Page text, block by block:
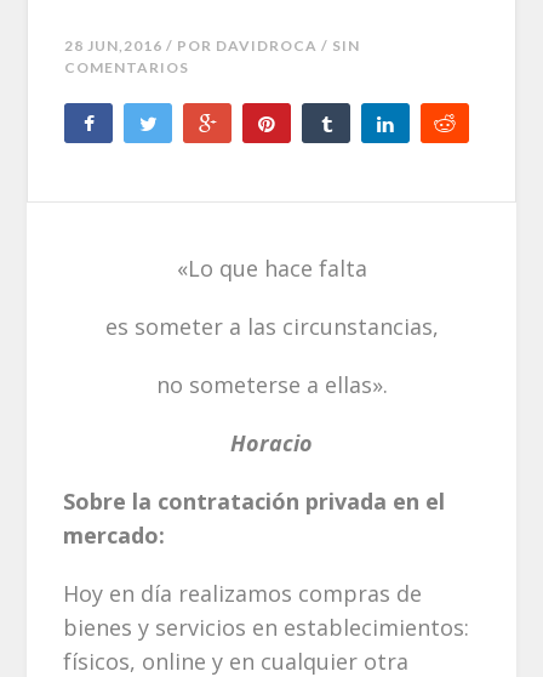
28 JUN,2016 / POR DAVIDROCA / SIN
COMENTARIOS
«Lo que hace falta
es someter a las circunstancias,
no someterse a ellas».
Horacio
Sobre la contratación privada en el
mercado:
Hoy en día realizamos compras de
bienes y servicios en establecimientos:
físicos, online y en cualquier otra